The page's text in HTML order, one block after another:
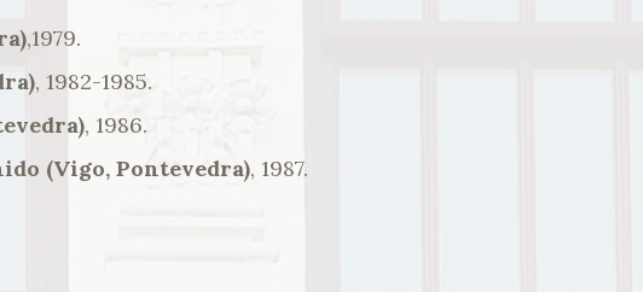
,1979.
, 1982-1985.
, 1986.
(Vigo, Pontevedra), 1987.